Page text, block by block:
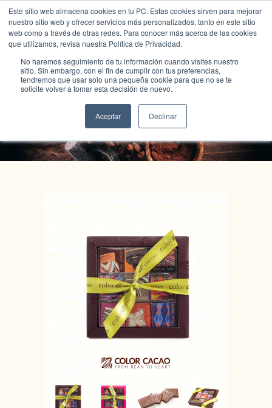
Este sitio web almacena cookies en tu PC. Estas cookies sirven para mejorar
nuestro sitio web y ofrecer servicios más personalizados, tanto en este sitio
web como a través de otras redes. Para conocer más acerca de las cookies
que utilizamos, revisa nuestra Política de Privacidad.
No haremos seguimiento de tu información cuando visites nuestro
sitio. Sin embargo, con el fin de cumplir con tus preferencias,
tendremos que usar solo una pequeña cookie para que no se te
solicite volver a tomar esta decisión de nuevo.
Aceptar Declinar
Tienda Color Cacao